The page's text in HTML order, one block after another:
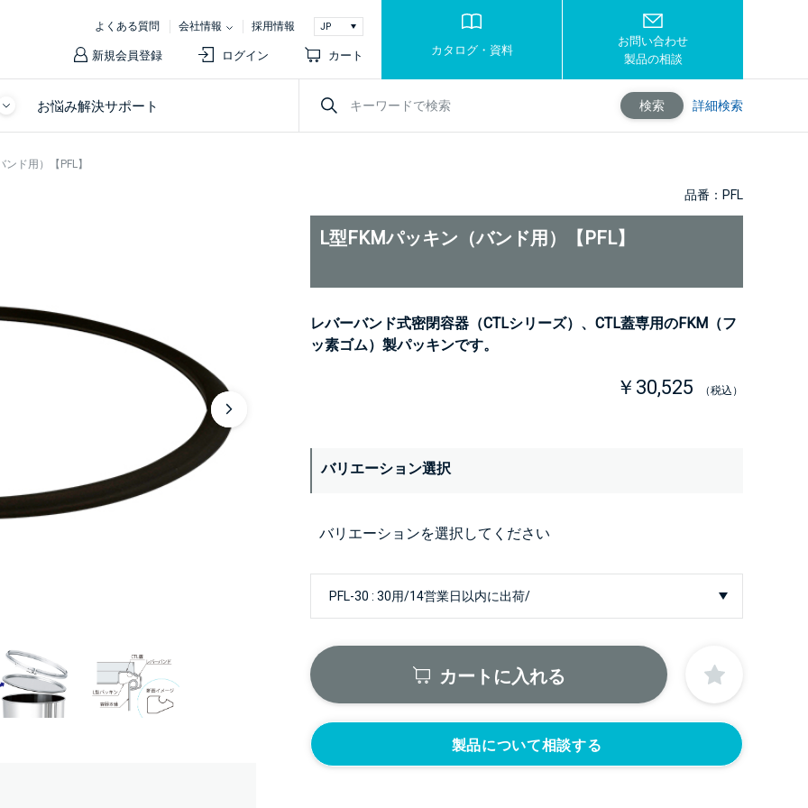
よくある質問 会社情報 採用情報
新規会員登録 ログイン カート カタログ・資料
お問い合わせ
製品の相談
お悩み解決サポート 検索 詳細検索
ド用）【PFL】
品番：PFL
L型FKMパッキン（バンド用）【PFL】
レバーバンド式密閉容器（CTLシリーズ）、CTL蓋専用のFKM（フ
ッ素ゴム）製パッキンです。
￥30,525 （税込）
バリエーション選択
バリエーションを選択してください
カートに入れる
製品について相談する